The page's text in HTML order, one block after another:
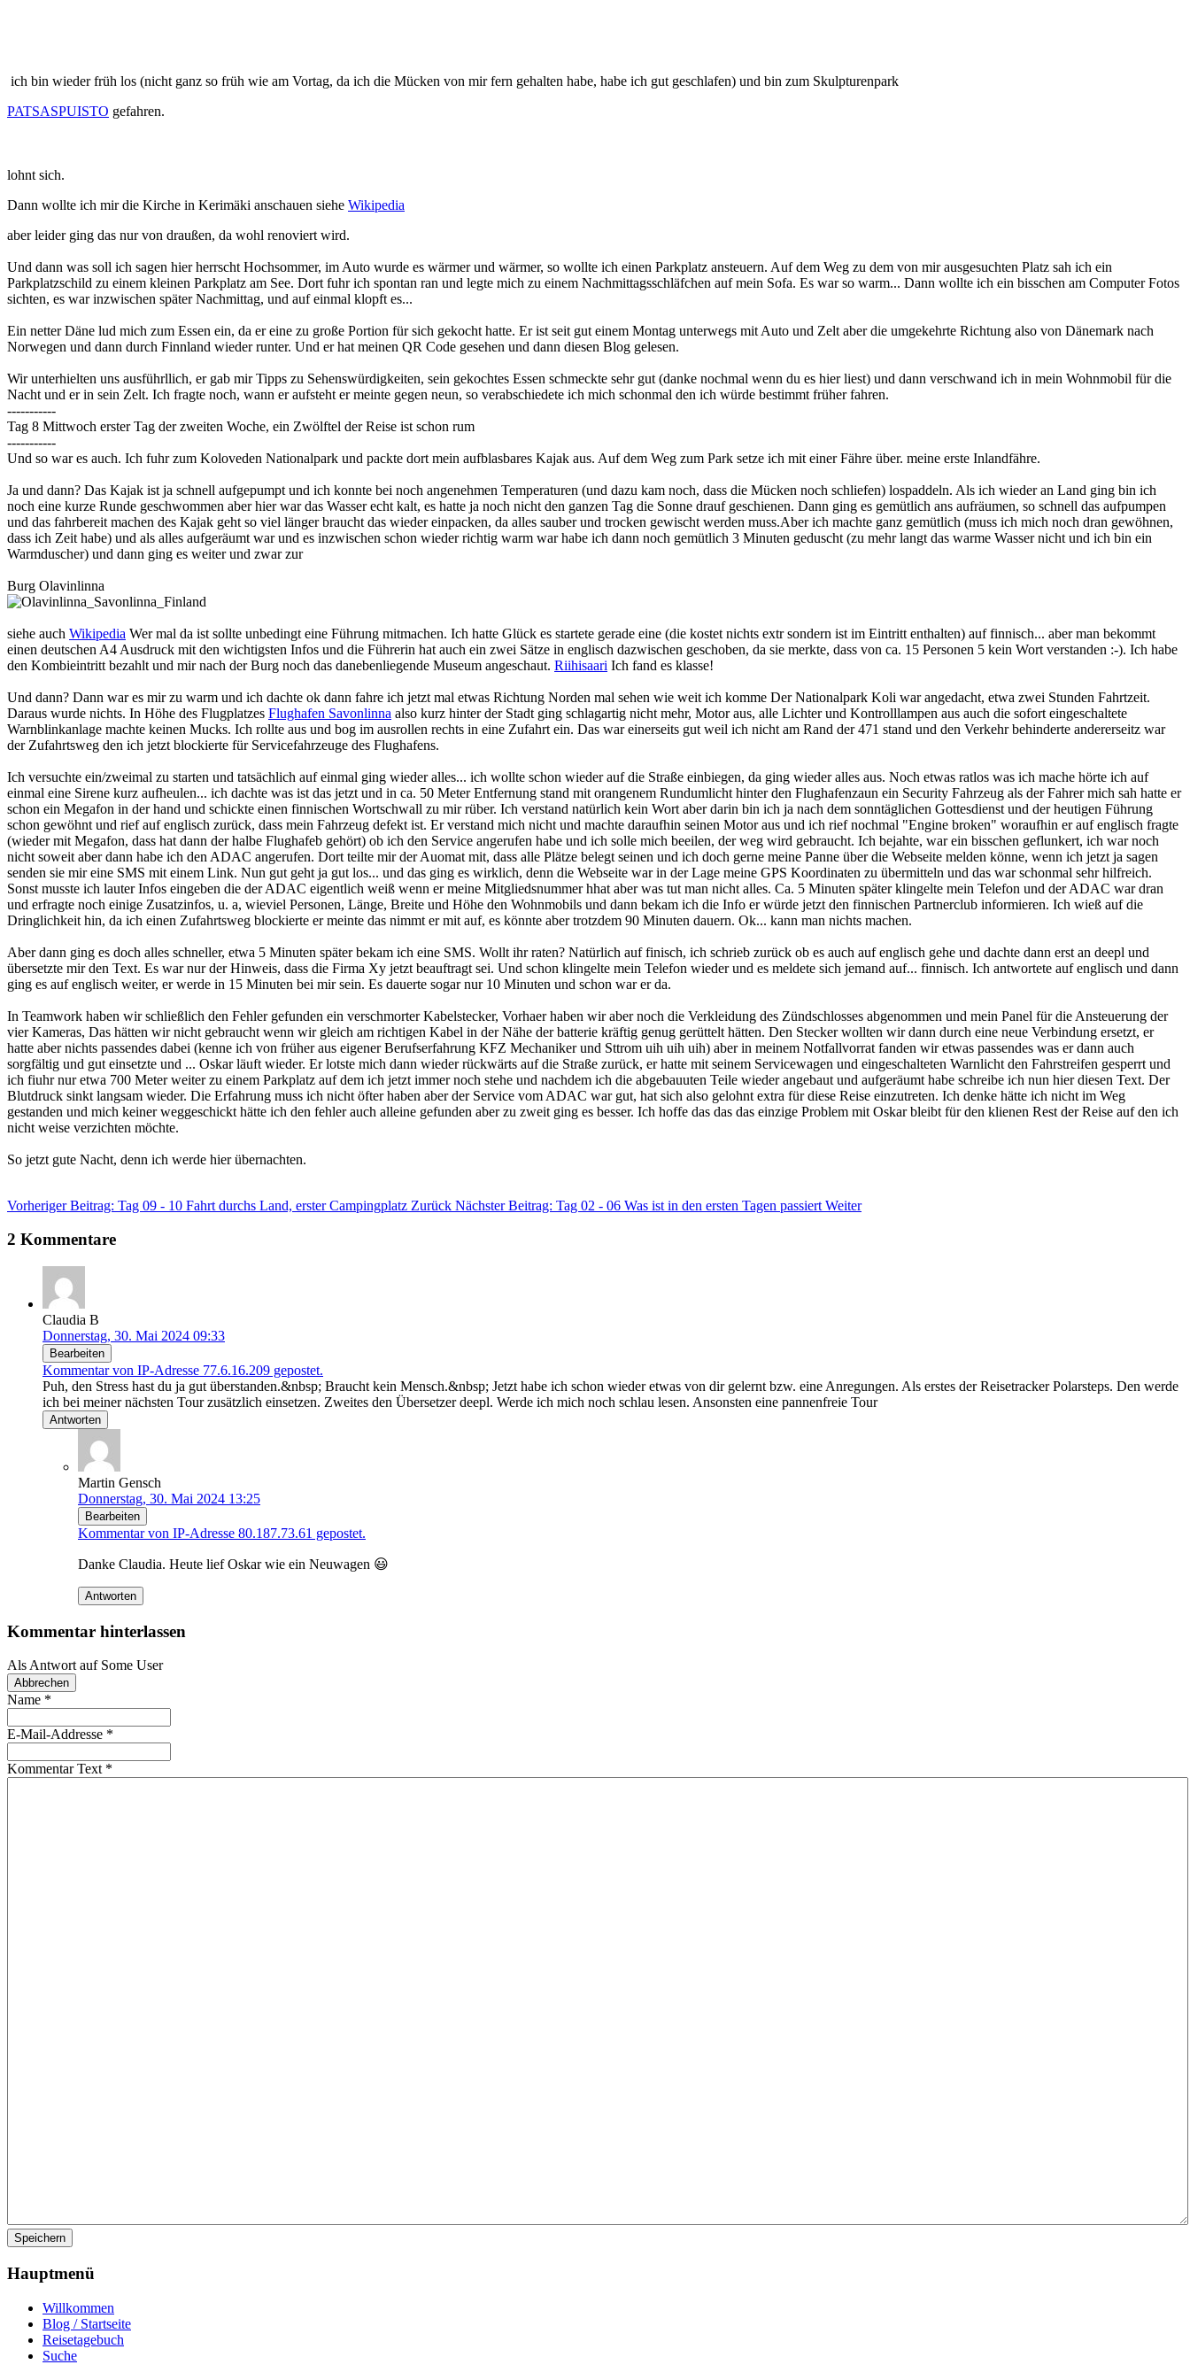
ich bin wieder früh los (nicht ganz so früh wie am Vortag, da ich die Mücken von mir fern gehalten habe, habe ich gut geschlafen) und bin zum Skulpturenpark
PATSASPUISTO gefahren.
lohnt sich.
Dann wollte ich mir die Kirche in Kerimäki anschauen siehe Wikipedia
aber leider ging das nur von draußen, da wohl renoviert wird.
Und dann was soll ich sagen hier herrscht Hochsommer, im Auto wurde es wärmer und wärmer, so wollte ich einen Parkplatz ansteuern. Auf dem Weg zu dem von mir ausgesuchten Platz sah ich ein
Parkplatzschild zu einem kleinen Parkplatz am See. Dort fuhr ich spontan ran und legte mich zu einem Nachmittagsschläfchen auf mein Sofa. Es war so warm... Dann wollte ich ein bisschen am Computer Fotos
sichten, es war inzwischen später Nachmittag, und auf einmal klopft es...
Ein netter Däne lud mich zum Essen ein, da er eine zu große Portion für sich gekocht hatte. Er ist seit gut einem Montag unterwegs mit Auto und Zelt aber die umgekehrte Richtung also von Dänemark nach
Norwegen und dann durch Finnland wieder runter. Und er hat meinen QR Code gesehen und dann diesen Blog gelesen.
Wir unterhielten uns ausführllich, er gab mir Tipps zu Sehenswürdigkeiten, sein gekochtes Essen schmeckte sehr gut (danke nochmal wenn du es hier liest) und dann verschwand ich in mein Wohnmobil für die
Nacht und er in sein Zelt. Ich fragte noch, wann er aufsteht er meinte gegen neun, so verabschiedete ich mich schonmal den ich würde bestimmt früher fahren.
-----------
Tag 8 Mittwoch erster Tag der zweiten Woche, ein Zwölftel der Reise ist schon rum
-----------
Und so war es auch. Ich fuhr zum Koloveden Nationalpark und packte dort mein aufblasbares Kajak aus. Auf dem Weg zum Park setze ich mit einer Fähre über. meine erste Inlandfähre.
Ja und dann? Das Kajak ist ja schnell aufgepumpt und ich konnte bei noch angenehmen Temperaturen (und dazu kam noch, dass die Mücken noch schliefen) lospaddeln. Als ich wieder an Land ging bin ich
noch eine kurze Runde geschwommen aber hier war das Wasser echt kalt, es hatte ja noch nicht den ganzen Tag die Sonne drauf geschienen. Dann ging es gemütlich ans aufräumen, so schnell das aufpumpen
und das fahrbereit machen des Kajak geht so viel länger braucht das wieder einpacken, da alles sauber und trocken gewischt werden muss.Aber ich machte ganz gemütlich (muss ich mich noch dran gewöhnen,
dass ich Zeit habe) und als alles aufgeräumt war und es inzwischen schon wieder richtig warm war habe ich dann noch gemütlich 3 Minuten geduscht (zu mehr langt das warme Wasser nicht und ich bin ein
Warmduscher) und dann ging es weiter und zwar zur
Burg Olavinlinna
siehe auch Wikipedia Wer mal da ist sollte unbedingt eine Führung mitmachen. Ich hatte Glück es startete gerade eine (die kostet nichts extr sondern ist im Eintritt enthalten) auf finnisch... aber man bekommt
einen deutschen A4 Ausdruck mit den wichtigsten Infos und die Führerin hat auch ein zwei Sätze in englisch dazwischen geschoben, da sie merkte, dass von ca. 15 Personen 5 kein Wort verstanden :-). Ich habe
den Kombieintritt bezahlt und mir nach der Burg noch das danebenliegende Museum angeschaut. Riihisaari Ich fand es klasse!
Und dann? Dann war es mir zu warm und ich dachte ok dann fahre ich jetzt mal etwas Richtung Norden mal sehen wie weit ich komme Der Nationalpark Koli war angedacht, etwa zwei Stunden Fahrtzeit.
Daraus wurde nichts. In Höhe des Flugplatzes Flughafen Savonlinna also kurz hinter der Stadt ging schlagartig nicht mehr, Motor aus, alle Lichter und Kontrolllampen aus auch die sofort eingeschaltete
Warnblinkanlage machte keinen Mucks. Ich rollte aus und bog im ausrollen rechts in eine Zufahrt ein. Das war einerseits gut weil ich nicht am Rand der 471 stand und den Verkehr behinderte andererseitz war
der Zufahrtsweg den ich jetzt blockierte für Servicefahrzeuge des Flughafens.
Ich versuchte ein/zweimal zu starten und tatsächlich auf einmal ging wieder alles... ich wollte schon wieder auf die Straße einbiegen, da ging wieder alles aus. Noch etwas ratlos was ich mache hörte ich auf
einmal eine Sirene kurz aufheulen... ich dachte was ist das jetzt und in ca. 50 Meter Entfernung stand mit orangenem Rundumlicht hinter den Flughafenzaun ein Security Fahrzeug als der Fahrer mich sah hatte er
schon ein Megafon in der hand und schickte einen finnischen Wortschwall zu mir rüber. Ich verstand natürlich kein Wort aber darin bin ich ja nach dem sonntäglichen Gottesdienst und der heutigen Führung
schon gewöhnt und rief auf englisch zurück, dass mein Fahrzeug defekt ist. Er verstand mich nicht und machte daraufhin seinen Motor aus und ich rief nochmal "Engine broken" woraufhin er auf englisch fragte
(wieder mit Megafon, dass hat dann der halbe Flughafeb gehört) ob ich den Service angerufen habe und ich solle mich beeilen, der weg wird gebraucht. Ich bejahte, war ein bisschen geflunkert, ich war noch
nicht soweit aber dann habe ich den ADAC angerufen. Dort teilte mir der Auomat mit, dass alle Plätze belegt seinen und ich doch gerne meine Panne über die Webseite melden könne, wenn ich jetzt ja sagen
senden sie mir eine SMS mit einem Link. Nun gut geht ja gut los... und das ging es wirklich, denn die Webseite war in der Lage meine GPS Koordinaten zu übermitteln und das war schonmal sehr hilfreich.
Sonst musste ich lauter Infos eingeben die der ADAC eigentlich weiß wenn er meine Mitgliedsnummer hhat aber was tut man nicht alles. Ca. 5 Minuten später klingelte mein Telefon und der ADAC war dran
und erfragte noch einige Zusatzinfos, u. a, wieviel Personen, Länge, Breite und Höhe den Wohnmobils und dann bekam ich die Info er würde jetzt den finnischen Partnerclub informieren. Ich wieß auf die
Dringlichkeit hin, da ich einen Zufahrtsweg blockierte er meinte das nimmt er mit auf, es könnte aber trotzdem 90 Minuten dauern. Ok... kann man nichts machen.
Aber dann ging es doch alles schneller, etwa 5 Minuten später bekam ich eine SMS. Wollt ihr raten? Natürlich auf finisch, ich schrieb zurück ob es auch auf englisch gehe und dachte dann erst an deepl und
übersetzte mir den Text. Es war nur der Hinweis, dass die Firma Xy jetzt beauftragt sei. Und schon klingelte mein Telefon wieder und es meldete sich jemand auf... finnisch. Ich antwortete auf englisch und dann
ging es auf englisch weiter, er werde in 15 Minuten bei mir sein. Es dauerte sogar nur 10 Minuten und schon war er da.
In Teamwork haben wir schließlich den Fehler gefunden ein verschmorter Kabelstecker, Vorhaer haben wir aber noch die Verkleidung des Zündschlosses abgenommen und mein Panel für die Ansteuerung der
vier Kameras, Das hätten wir nicht gebraucht wenn wir gleich am richtigen Kabel in der Nähe der batterie kräftig genug gerüttelt hätten. Den Stecker wollten wir dann durch eine neue Verbindung ersetzt, er
hatte aber nichts passendes dabei (kenne ich von früher aus eigener Berufserfahrung KFZ Mechaniker und Sttrom uih uih uih) aber in meinem Notfallvorrat fanden wir etwas passendes was er dann auch
sorgfältig und gut einsetzte und ... Oskar läuft wieder. Er lotste mich dann wieder rückwärts auf die Straße zurück, er hatte mit seinem Servicewagen und eingeschalteten Warnlicht den Fahrstreifen gesperrt und
ich fiuhr nur etwa 700 Meter weiter zu einem Parkplatz auf dem ich jetzt immer noch stehe und nachdem ich die abgebauuten Teile wieder angebaut und aufgeräumt habe schreibe ich nun hier diesen Text. Der
Blutdruck sinkt langsam wieder. Die Erfahrung muss ich nicht öfter haben aber der Service vom ADAC war gut, hat sich also gelohnt extra für diese Reise einzutreten. Ich denke hätte ich nicht im Weg
gestanden und mich keiner weggeschickt hätte ich den fehler auch alleine gefunden aber zu zweit ging es besser. Ich hoffe das das das einzige Problem mit Oskar bleibt für den klienen Rest der Reise auf den ich
nicht weise verzichten möchte.
So jetzt gute Nacht, denn ich werde hier übernachten.
Vorheriger Beitrag: Tag 09 - 10 Fahrt durchs Land, erster Campingplatz Zurück Nächster Beitrag: Tag 02 - 06 Was ist in den ersten Tagen passiert Weiter
2 Kommentare
Claudia B
Donnerstag, 30. Mai 2024 09:33
Bearbeiten
Kommentar von IP-Adresse 77.6.16.209 gepostet.
Puh, den Stress hast du ja gut überstanden.&nbsp; Braucht kein Mensch.&nbsp; Jetzt habe ich schon wieder etwas von dir gelernt bzw. eine Anregungen. Als erstes der Reisetracker Polarsteps. Den werde
ich bei meiner nächsten Tour zusätzlich einsetzen. Zweites den Übersetzer deepl. Werde ich mich noch schlau lesen. Ansonsten eine pannenfreie Tour
Antworten
Martin Gensch
Donnerstag, 30. Mai 2024 13:25
Bearbeiten
Kommentar von IP-Adresse 80.187.73.61 gepostet.
Danke Claudia. Heute lief Oskar wie ein Neuwagen 😃
Antworten
Kommentar hinterlassen
Als Antwort auf Some User
Abbrechen
Name *
E-Mail-Addresse *
Kommentar Text*
Speichern
Hauptmenü
Willkommen
Blog / Startseite
Reisetagebuch
Suche